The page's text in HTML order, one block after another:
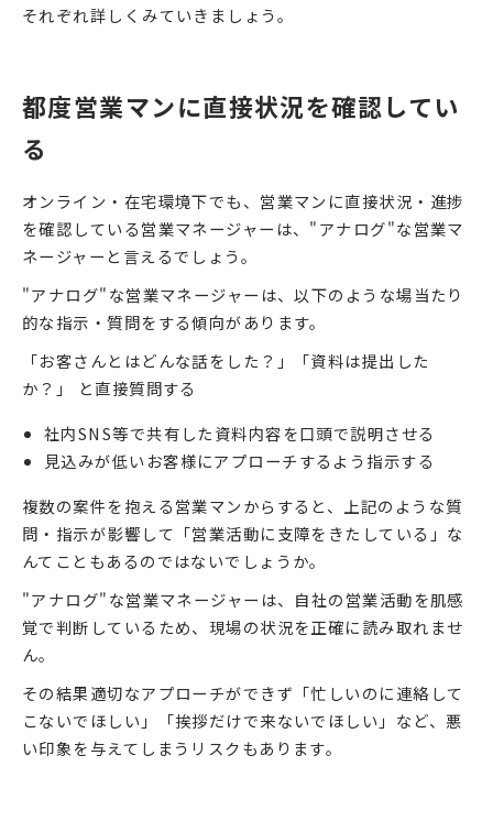
それぞれ詳しくみていきましょう。
都度営業マンに直接状況を確認してい
る
オンライン・在宅環境下でも、営業マンに直接状況・進捗
を確認している営業マネージャーは、"アナログ"な営業マ
ネージャーと言えるでしょう。
"アナログ"な営業マネージャーは、以下のような場当たり
的な指示・質問をする傾向があります。
「お客さんとはどんな話をした？」「資料は提出した
か？」 と直接質問する
社内SNS等で共有した資料内容を口頭で説明させる
見込みが低いお客様にアプローチするよう指示する
複数の案件を抱える営業マンからすると、上記のような質
問・指示が影響して「営業活動に支障をきたしている」な
んてこともあるのではないでしょうか。
"アナログ"な営業マネージャーは、自社の営業活動を肌感
覚で判断しているため、現場の状況を正確に読み取れませ
ん。
その結果適切なアプローチができず「忙しいのに連絡して
こないでほしい」「挨拶だけで来ないでほしい」など、悪
い印象を与えてしまうリスクもあります。